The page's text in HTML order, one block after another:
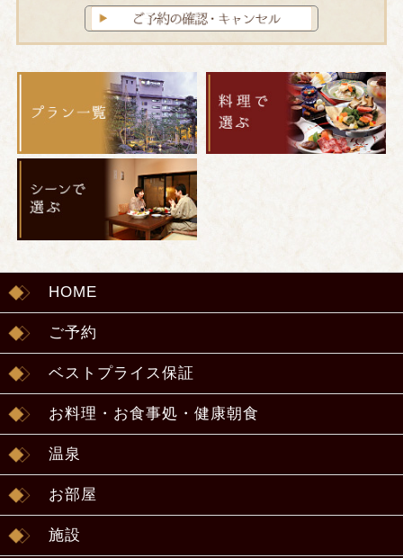
HOME
ご予約
ベストプライス保証
お料理・お食事処・健康朝食
温泉
お部屋
施設